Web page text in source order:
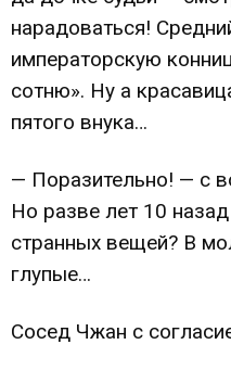
нарадоваться!
императорскую
сотню». Ну а
пятого внука…
— Поразительно! — с
Но разве лет 10
странных вещей? В
глупые…
Сосед Чжан с